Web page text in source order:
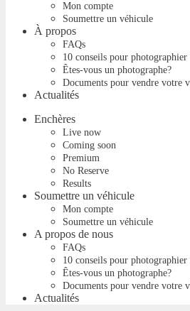
Mon compte
Soumettre un véhicule
À propos
FAQs
10 conseils pour
Êtes-vous un photographe?
Documents pour vendre votre
Actualités
Enchères
Live now
Coming soon
Premium
No Reserve
Results
Soumettre un véhicule
Mon compte
Soumettre un véhicule
A propos de nous
FAQs
10 conseils pour
Êtes-vous un photographe?
Documents pour vendre votre
Actualités